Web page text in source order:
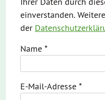
einverstanden.
der
Name *
E-Mail-Adresse *